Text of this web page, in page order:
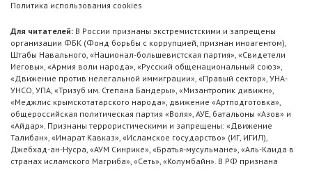
Политика использования cookies
Для читателей: В России признаны экстремистскими и запрещены
организации ФБК (Фонд борьбы с коррупцией, признан иноагентом),
Штабы Навального, «Национал-большевистская партия», «Свидетели
Иеговы», «Армия воли народа», «Русский общенациональный союз»,
«Движение против нелегальной иммиграции», «Правый сектор», УНА-
УНСО, УПА, «Тризуб им. Степана Бандеры», «Мизантропик дивижн»,
«Меджлис крымскотатарского народа», движение «Артподготовка»,
общероссийская политическая партия «Воля», АУЕ, батальоны «Азов» и
«Айдар». Признаны террористическими и запрещены: «Движение
Талибан», «Имарат Кавказ», «Исламское государство» (ИГ, ИГИЛ),
Джебхад-ан-Нусра, «АУМ Синрике», «Братья-мусульмане», «Аль-Каида в
странах исламского Магриба», «Сеть», «Колумбайн». В РФ признана